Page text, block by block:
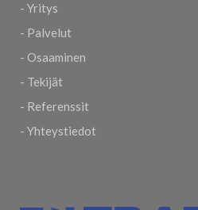
- Yritys
- Palvelut
- Osaaminen
- Tekijät
- Referenssit
- Yhteystiedot